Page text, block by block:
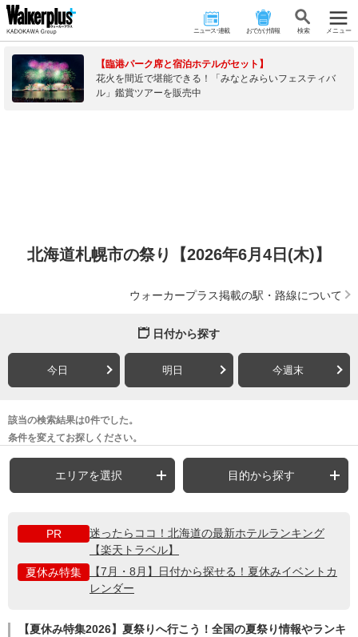
ニュース･連載 おでかけ情報 検 索 メニュー
【臨港パーク席と宿泊ホテルがセット】
花火を間近で堪能できる！「みなとみらいフェスティバ
ル」鑑賞ツアーを販売中
北海道札幌市の祭り【2026年6月4日(木)】
ウォーカープラス掲載の駅・路線について
日付から探す
今日 明日 今週末
該当の検索結果は0件でした。
条件を変えてお探しください。
エリアを選択 目的から探す
PR
迷ったらココ！北海道の最新ホテルランキング
【楽天トラベル】
夏休み特集
【7月・8月】日付から探せる！夏休みイベントカ
レンダー
【夏休み特集2026】夏祭りへ行こう！全国の夏祭り情報やランキ